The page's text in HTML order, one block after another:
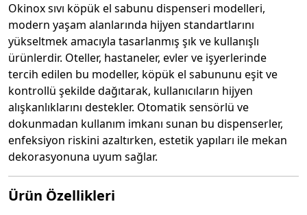
Okinox sıvı köpük el sabunu dispenseri modelleri,
modern yaşam alanlarında hijyen standartlarını
yükseltmek amacıyla tasarlanmış şık ve kullanışlı
ürünlerdir. Oteller, hastaneler, evler ve işyerlerinde
tercih edilen bu modeller, köpük el sabununu eşit ve
kontrollü şekilde dağıtarak, kullanıcıların hijyen
alışkanlıklarını destekler. Otomatik sensörlü ve
dokunmadan kullanım imkanı sunan bu dispenserler,
enfeksiyon riskini azaltırken, estetik yapıları ile mekan
dekorasyonuna uyum sağlar.
Ürün Özellikleri